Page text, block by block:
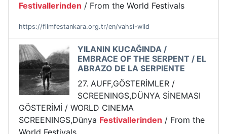
Festivallerinden / From the World Festivals
https://filmfestankara.org.tr/en/vahsi-wild
YILANIN KUCAĞINDA /
EMBRACE OF THE SERPENT / EL
ABRAZO DE LA SERPIENTE
27. AUFF,GÖSTERİMLER /
SCREENINGS,DÜNYA SİNEMASI
GÖSTERİMİ / WORLD CINEMA
SCREENINGS,Dünya Festivallerinden / From the